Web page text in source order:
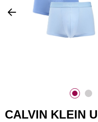
CALVIN KLEIN